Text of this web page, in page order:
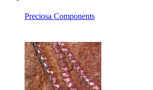
Preciosa Components